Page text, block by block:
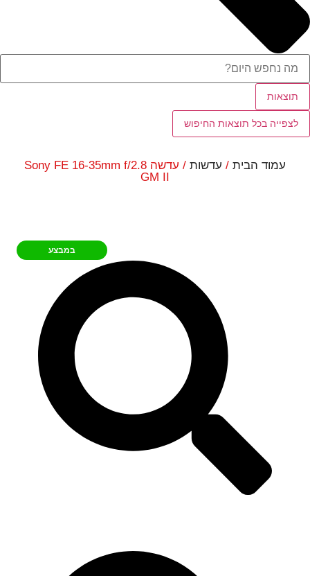
תוצאות
לצפייה בכל תוצאות החיפוש
עמוד הבית/ עדשות
/ עדשה Sony FE 16-35mm f/2.8
GM II
במבצע